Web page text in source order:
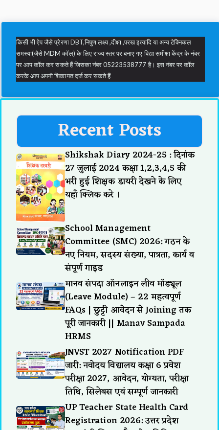
किसी भी ऐप जैसे प्रेरणा DBT,निपुण लक्ष्य ,दीक्षा ,परख इत्यादि या अन्य टेक्निकल
समस्या(जैसे MDM कॉल) के लिए राज्य स्तर पर बनाए गए विद्या समीक्षा केंद्र के नंबर
पर आप कॉल कर सकते हैं जिसका नंबर 05223538777 है। इस नंबर पर कॉल
करके आप अपनी शिकायत दर्ज कर सकते हैं
Recent Posts
Shikshak Diary 2024-25 : दिनांक
27 जुलाई 2024 कक्षा 1,2,3,4,5 की
भरी हुई शिक्षक डायरी देखने के लिए
यहाँ क्लिक करे ।
School Management
Committee (SMC) 2026: गठन के
नए नियम, सदस्य संख्या, पात्रता, कार्य व
संपूर्ण गाइड
मानव संपदा ऑनलाइन लीव मॉड्यूल
(Leave Module) – 22 महत्वपूर्ण
FAQs | छुट्टी आवेदन से Joining तक
पूरी जानकारी || Manav Sampada
HRMS
JNVST 2027 Notification PDF
जारी: नवोदय विद्यालय कक्षा 6 प्रवेश
परीक्षा 2027, आवेदन, योग्यता, परीक्षा
तिथि, सिलेबस एवं सम्पूर्ण जानकारी
UP Teacher State Health Card
Registration 2026: उत्तर प्रदेश